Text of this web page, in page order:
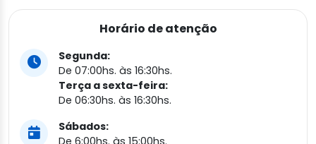
Horário de atenção
Segunda:
De 07:00hs. às 16:30hs.
Terça a sexta-feira:
De 06:30hs. às 16:30hs.
Sábados:
De 6:00hs. às 15:00hs.